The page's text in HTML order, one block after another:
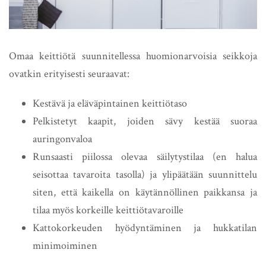
Omaa keittiötä suunnitellessa huomionarvoisia seikkoja
ovatkin erityisesti seuraavat:
Kestävä ja eläväpintainen keittiötaso
Pelkistetyt kaapit, joiden sävy kestää suoraa
auringonvaloa
Runsaasti piilossa olevaa säilytystilaa (en halua
seisottaa tavaroita tasolla) ja ylipäätään suunnittelu
siten, että kaikella on käytännöllinen paikkansa ja
tilaa myös korkeille keittiötavaroille
Kattokorkeuden hyödyntäminen ja hukkatilan
minimoiminen